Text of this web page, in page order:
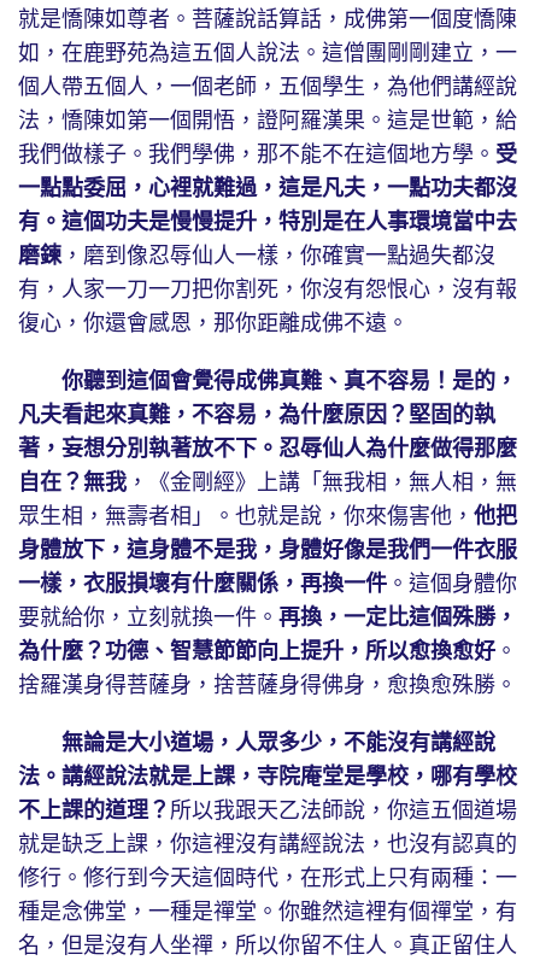
就是憍陳如尊者。菩薩說話算話，成佛第一個度憍陳
如，在鹿野苑為這五個人說法。這僧團剛剛建立，一
個人帶五個人，一個老師，五個學生，為他們講經說
法，憍陳如第一個開悟，證阿羅漢果。這是世範，給
我們做樣子。我們學佛，那不能不在這個地方學。 受
一點點委屈，心裡就難過，這是凡夫，一點功夫都沒
有。這個功夫是慢慢提升，特別是在人事環境當中去
磨鍊，磨到像忍辱仙人一樣，你確實一點過失都沒
有，人家一刀一刀把你割死，你沒有怨恨心，沒有報
復心，你還會感恩，那你距離成佛不遠。
你聽到這個會覺得成佛真難、真不容易！是的，
凡夫看起來真難，不容易，為什麼原因？堅固的執
著，妄想分別執著放不下。忍辱仙人為什麼做得那麼
自在？無我 ，《金剛經》上講「無我相，無人相，無
眾生相，無壽者相」。也就是說，你來傷害他， 他把
身體放下，這身體不是我，身體好像是我們一件衣服
一樣，衣服損壞有什麼關係，再換一件 。這個身體你
要就給你，立刻就換一件。 再換，一定比這個殊勝，
為什麼？功德、智慧節節向上提升，所以愈換愈好 。
捨羅漢身得菩薩身，捨菩薩身得佛身，愈換愈殊勝。
無論是大小道場，人眾多少，不能沒有講經說
法。講經說法就是上課，寺院庵堂是學校，哪有學校
不上課的道理？ 所以我跟天乙法師說，你這五個道場
就是缺乏上課，你這裡沒有講經說法，也沒有認真的
修行。修行到今天這個時代，在形式上只有兩種：一
種是念佛堂，一種是禪堂。你雖然這裡有個禪堂，有
名，但是沒有人坐禪，所以你留不住人。真正留住人